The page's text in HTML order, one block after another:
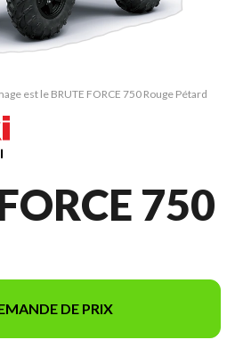
est le BRUTE FORCE 750 Rouge Pétard
750
DE PRIX